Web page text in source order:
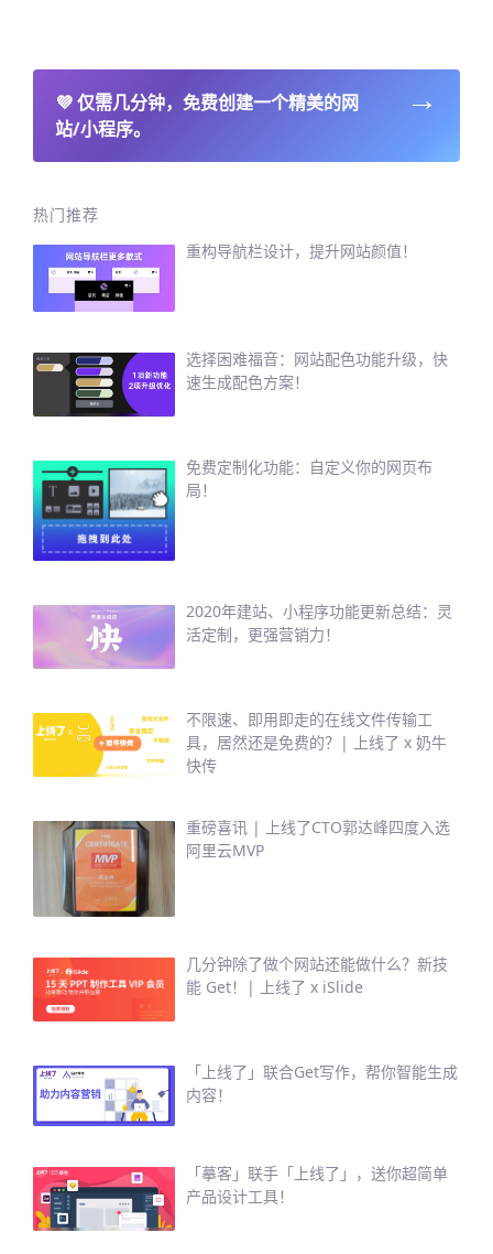
💜仅需几分钟，免费创建一个精美的网
站/小程序。
→
热门推荐
重构导航栏设计，提升网站颜值！
选择困难福音：网站配色功能升级，快
速生成配色方案！
免费定制化功能：自定义你的网页布
局！
2020年建站、小程序功能更新总结：灵
活定制，更强营销力！
不限速、即用即走的在线文件传输工
具，居然还是免费的？| 上线了 x 奶牛
快传
重磅喜讯 | 上线了CTO郭达峰四度入选
阿里云MVP
几分钟除了做个网站还能做什么？新技
能 Get！| 上线了 x iSlide
「上线了」联合Get写作，帮你智能生成
内容！
「摹客」联手「上线了」，送你超简单
产品设计工具！